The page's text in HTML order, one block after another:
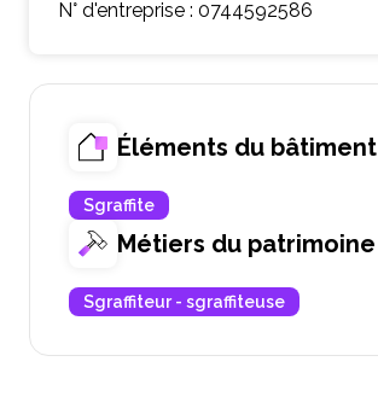
N° d'entreprise : 0744592586
Éléments du bâtiment
Sgraffite
Métiers du patrimoine
Sgraffiteur - sgraffiteuse